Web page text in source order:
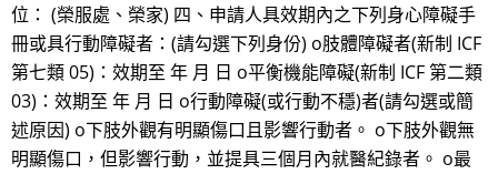
位： (榮服處、榮家) 四、申請人具效期內之下列身心障礙手
冊或具行動障礙者：(請勾選下列身份) o肢體障礙者(新制 ICF
第七類 05)：效期至 年 月 日 o平衡機能障礙(新制 ICF 第二類
03)：效期至 年 月 日 o行動障礙(或行動不穩)者(請勾選或簡
述原因) o下肢外觀有明顯傷口且影響行動者。 o下肢外觀無
明顯傷口，但影響行動，並提具三個月內就醫紀錄者。 o最